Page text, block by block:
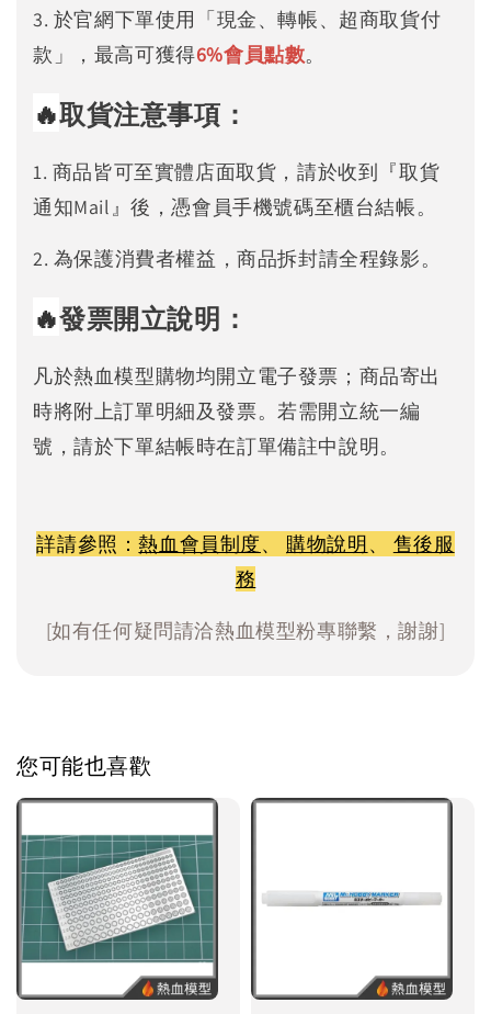
3. 於官網下單使用「現金、轉帳、超商取貨付
款」，最高可獲得6%會員點數。
🔥取貨注意事項：
1. 商品皆可至實體店面取貨，請於收到『取貨
通知Mail』後，憑會員手機號碼至櫃台結帳。
2. 為保護消費者權益，商品拆封請全程錄影。
🔥發票開立說明：
凡於熱血模型購物均開立電子發票；商品寄出
時將附上訂單明細及發票。若需開立統一編
號，請於下單結帳時在訂單備註中說明。
詳請參照：熱血會員制度、 購物說明、 售後服
務
[如有任何疑問請洽熱血模型粉專聯繫，謝謝]
您可能也喜歡